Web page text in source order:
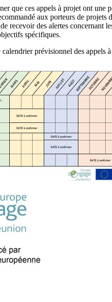
que ces appels à projet ont une
aux porteurs de projets
recevoir des alertes
spécifiques.
prévisionnel des appels